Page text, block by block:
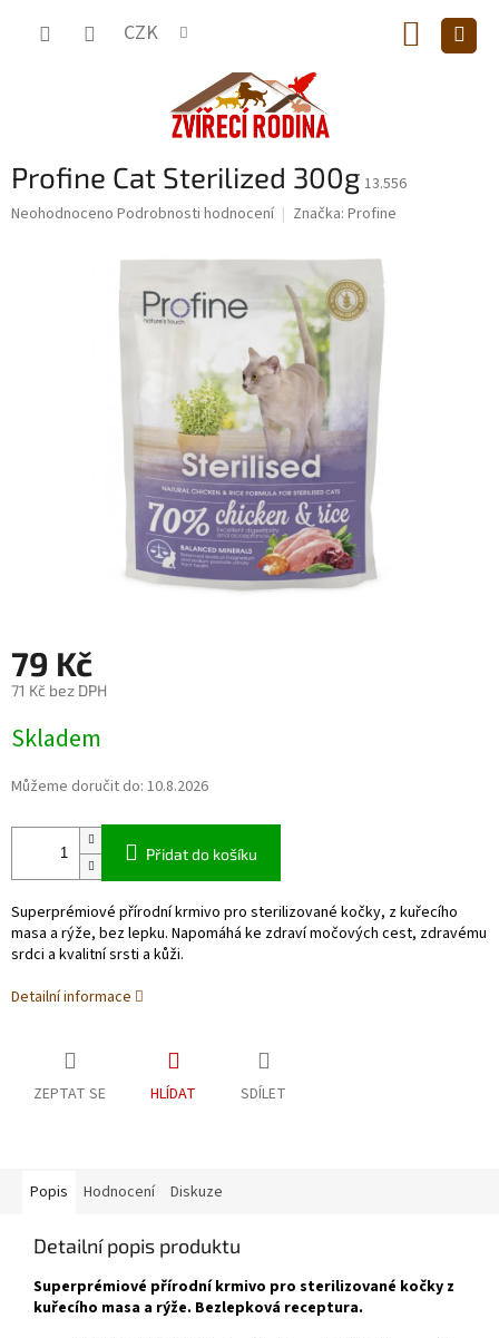
CZK
KOŠÍK
Profine Cat Sterilized 300g 13.556
Průměrné
Neohodnoceno Podrobnosti hodnocení Značka: Profine
79 Kč
71 Kč bez DPH
cena:
Skladem
Můžeme doručit do: 10.8.2026
Přidat do košíku
Superprémiové přírodní krmivo pro sterilizované kočky, z kuřecího
masa a rýže, bez lepku. Napomáhá ke zdraví močových cest, zdravému
srdci a kvalitní srsti a kůži.
Detailní informace
ZEPTAT SE HLÍDAT SDÍLET
Popis Hodnocení Diskuze
Detailní popis produktu
Superprémiové přírodní krmivo pro sterilizované kočky z
kuřecího masa a rýže. Bezlepková receptura.